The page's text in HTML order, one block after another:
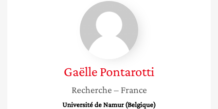
Gaëlle
Pontarotti
GaëllePontarotti
Recherche – France
Université de Namur (Belgique)